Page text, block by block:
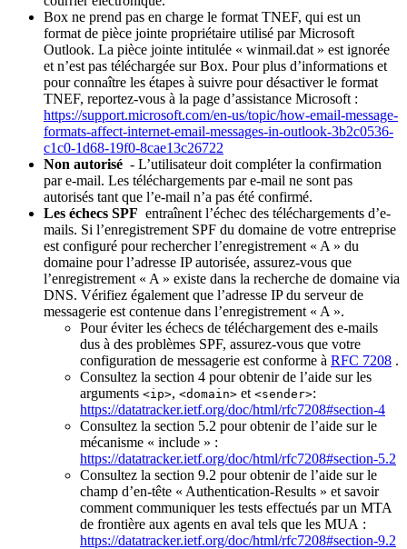
Box ne prend pas en charge le format TNEF, qui est un
format de pièce jointe propriétaire utilisé par Microsoft
Outlook. La pièce jointe intitulée « winmail.dat » est ignorée
et n’est pas téléchargée sur Box. Pour plus d’informations et
pour connaître les étapes à suivre pour désactiver le format
TNEF, reportez-vous à la page d’assistance Microsoft :
https://support.microsoft.com/en-us/topic/how-email-message-
formats-affect-internet-email-messages-in-outlook-3b2c0536-
c1c0-1d68-19f0-8cae13c26722
Non autorisé - L’utilisateur doit compléter la confirmation
par e-mail. Les téléchargements par e-mail ne sont pas
autorisés tant que l’e-mail n’a pas été confirmé.
Les échecs SPF entraînent l’échec des téléchargements d’e-
mails. Si l’enregistrement SPF du domaine de votre entreprise
est configuré pour rechercher l’enregistrement « A » du
domaine pour l’adresse IP autorisée, assurez-vous que
l’enregistrement « A » existe dans la recherche de domaine via
DNS. Vérifiez également que l’adresse IP du serveur de
messagerie est contenue dans l’enregistrement « A ».
Pour éviter les échecs de téléchargement des e-mails
dus à des problèmes SPF, assurez-vous que votre
configuration de messagerie est conforme à RFC 7208 .
Consultez la section 4 pour obtenir de l’aide sur les
arguments <ip>, <domain> et <sender>:
https://datatracker.ietf.org/doc/html/rfc7208#section-4
Consultez la section 5.2 pour obtenir de l’aide sur le
mécanisme « include » :
https://datatracker.ietf.org/doc/html/rfc7208#section-5.2
Consultez la section 9.2 pour obtenir de l’aide sur le
champ d’en-tête « Authentication-Results » et savoir
comment communiquer les tests effectués par un MTA
de frontière aux agents en aval tels que les MUA :
https://datatracker.ietf.org/doc/html/rfc7208#section-9.2